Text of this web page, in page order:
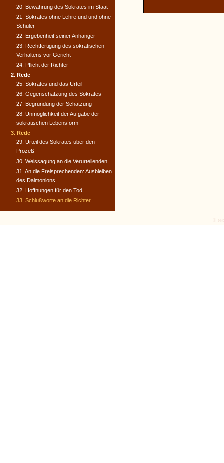
20. Bewährung des Sokrates im Staat
21. Sokrates ohne Lehre und und ohne
Schüler
22. Ergebenheit seiner Anhänger
23. Rechtfertigung des sokratischen
Verhaltens vor Gericht
24. Pflicht der Richter
2. Rede
25. Sokrates und das Urteil
26. Gegenschätzung des Sokrates
27. Begründung der Schätzung
28. Unmöglichkeit der Aufgabe der
sokratischen Lebensform
3. Rede
29. Urteil des Sokrates über den
Prozeß
30. Weissagung an die Verurteilenden
31. An die Freisprechenden: Ausbleiben
des Daimonions
32. Hoffnungen für den Tod
33. Schlußworte an die Richter